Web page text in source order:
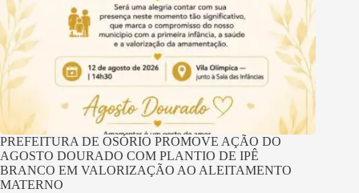
PREFEITURA DE OSÓRIO PROMOVE AÇÃO DO
AGOSTO DOURADO COM PLANTIO DE IPÊ
BRANCO EM VALORIZAÇÃO AO ALEITAMENTO
MATERNO